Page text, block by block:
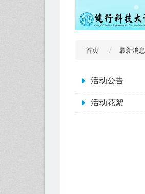
首页 最新消息
活动公告
活动花絮